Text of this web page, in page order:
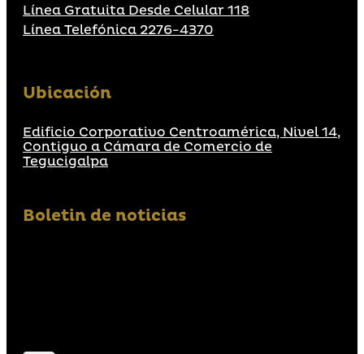
Línea Gratuita Desde Celular 118
Línea Telefónica 2276-4370
Ubicación
Edificio Corporativo Centroamérica, Nivel 14,
Contiguo a Cámara de Comercio de
Tegucigalpa
Boletin de noticias